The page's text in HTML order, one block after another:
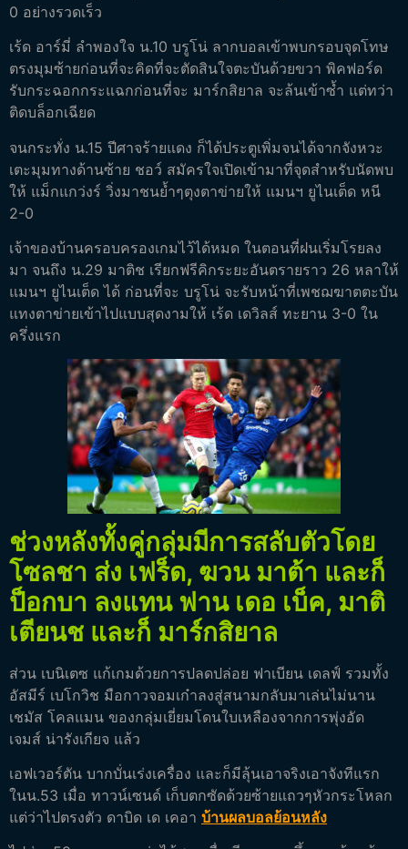
0 อย่างรวดเร็ว
เร้ด อาร์มี่ ลำพองใจ น.10 บรูโน่ ลากบอลเข้าพบกรอบจุดโทษ
ตรงมุมซ้ายก่อนที่จะคิดที่จะตัดสินใจตะบันด้วยขวา พิคฟอร์ด
รับกระฉอกกระแฉกก่อนที่จะ มาร์กสิยาล จะล้นเข้าซ้ำ แต่ทว่า
ติดบล็อกเฉียด
จนกระทั่ง น.15 ปีศาจร้ายแดง ก็ได้ประตูเพิ่มจนได้จากจังหวะ
เตะมุมทางด้านซ้าย ชอว์ สมัครใจเปิดเข้ามาที่จุดสำหรับนัดพบ
ให้ แม็กแกว่งร์ วิ่งมาชนย้ำๆตุงตาข่ายให้ แมนฯ ยูไนเต็ด หนี
2-0
เจ้าของบ้านครอบครองเกมไว้ได้หมด ในตอนที่ฝนเริ่มโรยลง
มา จนถึง น.29 มาติช เรียกฟรีคิกระยะอันตรายราว 26 หลาให้
แมนฯ ยูไนเต็ด ได้ ก่อนที่จะ บรูโน่ จะรับหน้าที่เพชฌฆาตตะบัน
แทงตาข่ายเข้าไปแบบสุดงามให้ เร้ด เดวิลส์ ทะยาน 3-0 ใน
ครึ่งแรก
ช่วงหลังทั้งคู่กลุ่มมีการสลับตัวโดย
โซลชา ส่ง เฟร็ด, ฆวน มาต้า และก็
ป็อกบา ลงแทน ฟาน เดอ เบ็ค, มาติ
เตียนช และก็ มาร์กสิยาล
ส่วน เบนิเตซ แก้เกมด้วยการปลดปล่อย ฟาเบียน เดลฟ์ รวมทั้ง
อัสมีร์ เบโกวิช มือกาวจอมเก๋าลงสู่สนามกลับมาเล่นไม่นาน
เชมัส โคลแมน ของกลุ่มเยี่ยมโดนใบเหลืองจากการพุ่งอัด
เจมส์ น่ารังเกียจ แล้ว
เอฟเวอร์ตัน บากบั่นเร่งเครื่อง และก็มีลุ้นเอาจริงเอาจังทีแรก
ในน.53 เมื่อ ทาวน์เซนด์ เก็บตกซัดด้วยซ้ายแถวๆหัวกระโหลก
แต่ว่าไปตรงตัว ดาบิด เด เคอา บ้านผลบอลย้อนหลัง